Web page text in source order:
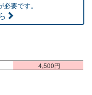
要です。
4,500円